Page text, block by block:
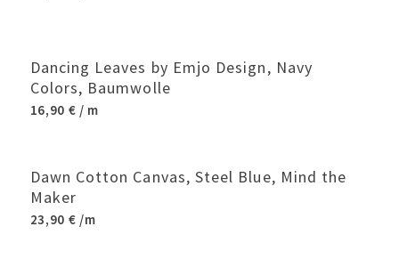
Dancing Leaves by Emjo Design, Navy
Colors, Baumwolle
16,90 € / m
Dawn Cotton Canvas, Steel Blue, Mind the
Maker
23,90 € /m